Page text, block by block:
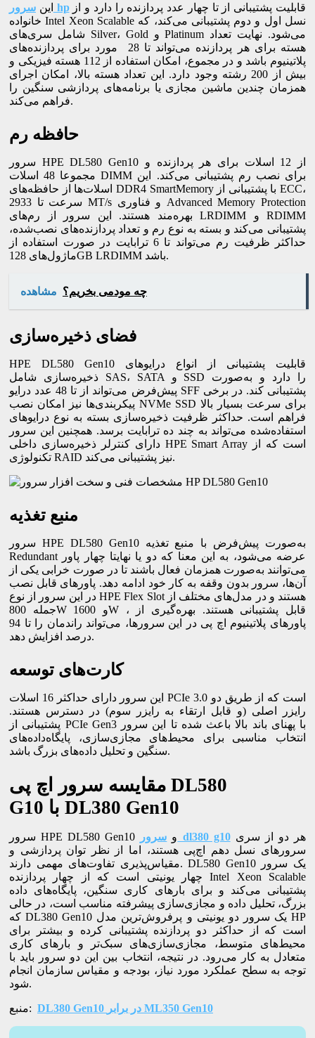
این سرور hpقابلیت پشتیبانی از تا چهار عدد پردازنده را دارد و از
خانواده Intel Xeon Scalable نسل اول و دوم پشتیبانی می‌کند، که
شامل سری‌های Silver، Gold و Platinum می‌شود. نهایت تعداد
هسته برای هر پردازنده می‌تواند تا 28 مورد برای پردازنده‌های
پلاتینیوم باشد و در مجموع، امکان استفاده از 112 هسته فیزیکی و
بیش از 200 رشته وجود دارد. این تعداد هسته بالا، امکان اجرای
همزمان چندین ماشین مجازی یا برنامه‌های پردازشی سنگین را
فراهم می‌کند.
حافظه رم
سرور HPE DL580 Gen10 از 12 اسلات برای هر پردازنده و
مجموعا 48 اسلات DIMM برای نصب رم پشتیبانی می‌کند. این
اسلات‌ها از حافظه‌های DDR4 SmartMemory با پشتیبانی از ECC،
سرعت تا 2933 MT/s و فناوری Advanced Memory Protection
بهره‌مند هستند. این سرور از رم‌های LRDIMM و RDIMM
پشتیبانی می‌کند و بسته به نوع رم و تعداد پردازنده‌های نصب‌شده،
حداکثر ظرفیت رم می‌تواند تا 6 ترابایت در صورت استفاده از
ماژول‌های 128GB LRDIMM باشد.
مشاهده چه مودمی بخریم؟
فضای ذخیره‌سازی
HPE DL580 Gen10 قابلیت پشتیبانی از انواع درایوهای
ذخیره‌سازی شامل SAS، SATA و SSD را دارد و به‌صورت
پیش‌فرض می‌تواند از تا 48 عدد درایو SFF پشتیبانی کند. در برخی
پیکربندی‌ها نیز امکان نصب NVMe SSD برای سرعت بسیار بالا
فراهم است. حداکثر ظرفیت ذخیره‌سازی بسته به نوع درایوهای
استفاده‌شده می‌تواند به چند ده ترابایت برسد. همچنین این سرور
دارای کنترلر ذخیره‌سازی داخلی HPE Smart Array است که از
تکنولوژی RAID نیز پشتیبانی می‌کند.
منبع تغذیه
سرور HPE DL580 Gen10 به‌صورت پیش‌فرض با منبع تغذیه
Redundant عرضه می‌شود، به این معنا که دو یا نهایتا چهار پاور
می‌توانند به‌صورت همزمان فعال باشند تا در صورت خرابی یکی از
آن‌ها، سرور بدون وقفه به کار خود ادامه دهد. پاورهای قابل نصب
در این سرور از نوع HPE Flex Slot هستند و در مدل‌های مختلف از
جمله 800W و 1600W ، قابل پشتیبانی هستند. بهره‌گیری از
پاورهای پلاتینیوم اچ پی در این سرورها، می‌تواند راندمان را تا 94
درصد افزایش دهد.
کارت‌های توسعه
این سرور دارای حداکثر 16 اسلات PCIe 3.0 است که از طریق دو
رایزر اصلی (و قابل ارتقاء به رایزر سوم) در دسترس هستند.
پشتیبانی از PCIe Gen3 با پهنای باند بالا باعث شده تا این سرور
انتخاب مناسبی برای محیط‌های مجازی‌سازی، پایگاه‌داده‌های
سنگین و تحلیل داده‌های بزرگ باشد.
مقایسه سرور اچ پی DL580
G10 با DL380 Gen10
سرور HPE DL580 Gen10 و سرور dl380 g10هر دو از سری
سرورهای نسل دهم اچ‌پی هستند، اما از نظر توان پردازشی و
مقیاس‌پذیری تفاوت‌های مهمی دارند. DL580 Gen10 یک سرور
چهار یونیتی است که از چهار پردازنده Intel Xeon Scalable
پشتیبانی می‌کند و برای بارهای کاری سنگین، پایگاه‌های داده
بزرگ، تحلیل داده و مجازی‌سازی پیشرفته مناسب است، در حالی
که DL380 Gen10 یک سرور دو یونیتی و پرفروش‌ترین مدل HP
است که از حداکثر دو پردازنده پشتیبانی کرده و بیشتر برای
محیط‌های متوسط، مجازی‌سازی‌های سبک‌تر و بارهای کاری
متعادل به کار می‌رود. در نتیجه، انتخاب بین این دو سرور باید با
توجه به سطح عملکرد مورد نیاز، بودجه و مقیاس سازمان انجام
شود.
منبع: DL380 Gen10 در برابر ML350 Gen10